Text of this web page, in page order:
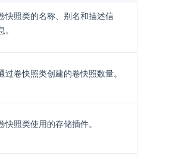
快照类的名称、别名和描述信
。
过卷快照类创建的卷快照数量。
快照类使⽤的存储插件。